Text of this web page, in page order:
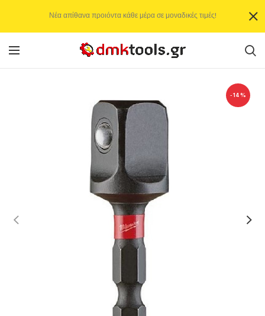
-14%
Νέα απίθανα προιόντα κάθε μέρα σε μοναδικές τιμές!